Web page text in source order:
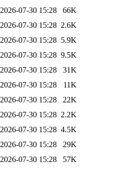
2026-07-30 15:28
66K
2026-07-30 15:28 2.6K
2026-07-30 15:28 5.9K
2026-07-30 15:28 9.5K
2026-07-30 15:28
31K
2026-07-30 15:28
11K
2026-07-30 15:28
22K
2026-07-30 15:28 2.2K
2026-07-30 15:28 4.5K
2026-07-30 15:28
29K
2026-07-30 15:28
57K